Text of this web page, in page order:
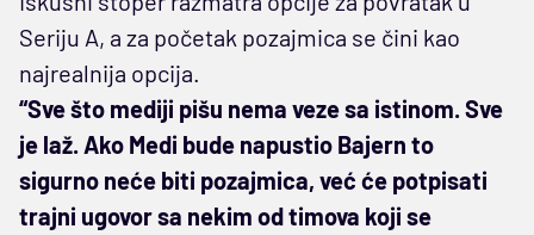
Seriju A, a za početak pozajmica se čini kao
najrealnija opcija.
“Sve što mediji pišu nema veze sa istinom. Sve
je laž. Ako Medi bude napustio Bajern to
sigurno neće biti pozajmica, već će potpisati
trajni ugovor sa nekim od timova koji se